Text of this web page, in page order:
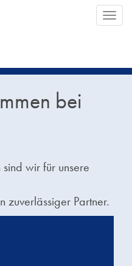
bei
wir für unsere
zuverlässiger Partner.